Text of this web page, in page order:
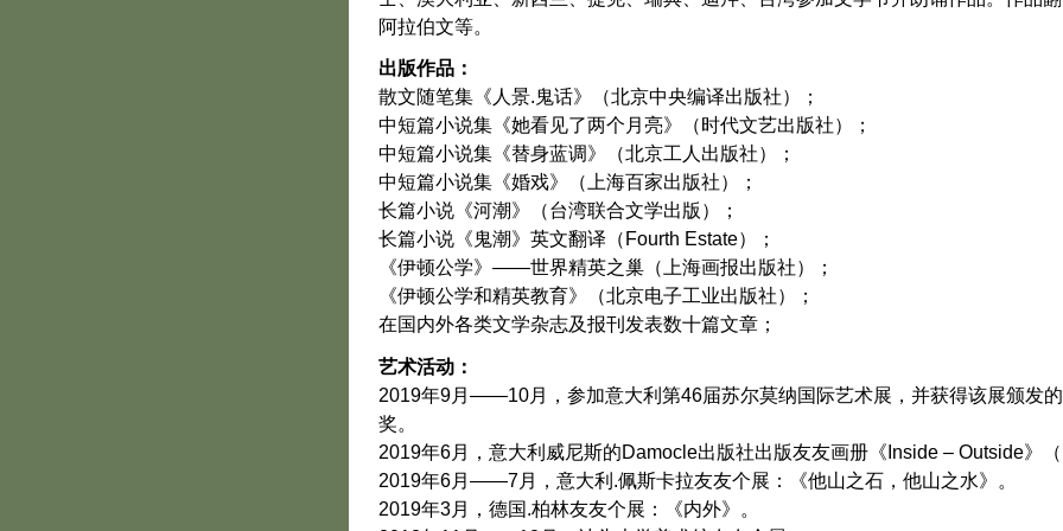
阿拉伯文等。
出版作品：
散文随笔集《人景.鬼话》（北京中央编译出版社）；
中短篇小说集《她看见了两个月亮》（时代文艺出版社）；
中短篇小说集《替身蓝调》（北京工人出版社）；
中短篇小说集《婚戏》（上海百家出版社）；
长篇小说《河潮》（台湾联合文学出版）；
长篇小说《鬼潮》英文翻译（Fourth Estate）；
《伊顿公学》——世界精英之巢（上海画报出版社）；
《伊顿公学和精英教育》（北京电子工业出版社）；
在国内外各类文学杂志及报刊发表数十篇文章；
艺术活动：
2019年9月——10月，参加意大利第46届苏尔莫纳国际艺术展，并获得该展颁发
奖。
2019年6月，意大利威尼斯的Damocle出版社出版友友画册《Inside – Outside》
2019年6月——7月，意大利.佩斯卡拉友友个展：《他山之石，他山之水》。
2019年3月，德国.柏林友友个展：《内外》。